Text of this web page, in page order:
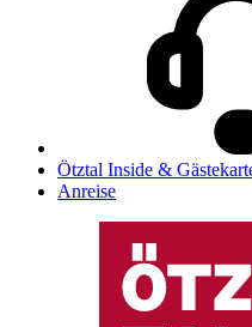
Ötztal Inside &
Anreise